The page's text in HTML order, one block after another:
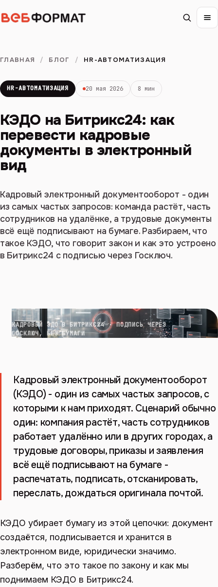
ГЛАВНАЯ / БЛОГ / HR-АВТОМАТИЗАЦИЯ
HR-АВТОМАТИЗАЦИЯ 20 мая 2026 8 мин
КЭДО на Битрикс24: как
перевести кадровые
документы в электронный
вид
Кадровый электронный документооборот - один
из самых частых запросов: команда растёт, часть
сотрудников на удалёнке, а трудовые документы
всё ещё подписывают на бумаге. Разбираем, что
такое КЭДО, что говорит закон и как это устроено
в Битрикс24 с подписью через Госключ.
КАДРОВЫЙ ЭДО В БИТРИКС24 · ПОДПИСЬ ЧЕРЕЗ
ГОСКЛЮЧ, БЕЗ БУМАГИ
Кадровый электронный документооборот
(КЭДО) - один из самых частых запросов, с
которыми к нам приходят. Сценарий обычно
один: компания растёт, часть сотрудников
работает удалённо или в других городах, а
трудовые договоры, приказы и заявления
всё ещё подписывают на бумаге -
распечатать, подписать, отсканировать,
переслать, дождаться оригинала почтой.
КЭДО убирает бумагу из этой цепочки: документ
создаётся, подписывается и хранится в
электронном виде, юридически значимо.
Разберём, что это такое по закону и как мы
поднимаем КЭДО в Битрикс24.